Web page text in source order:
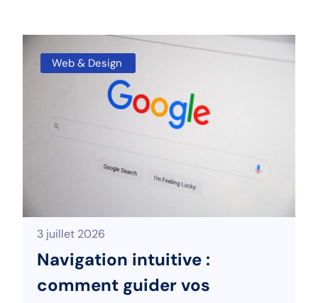
Web & Design
3 juillet 2026
Navigation intuitive :
comment guider vos